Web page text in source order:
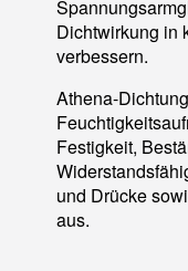
Dichtwirkung in
verbessern.
Athena-
Festigkeit,
und Drücke
aus.